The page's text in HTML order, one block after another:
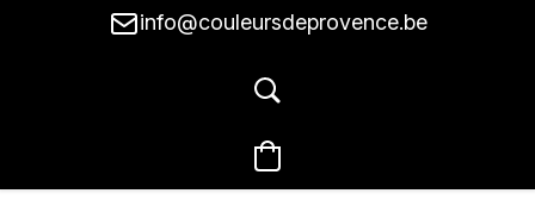
info@couleursdeprovence.be